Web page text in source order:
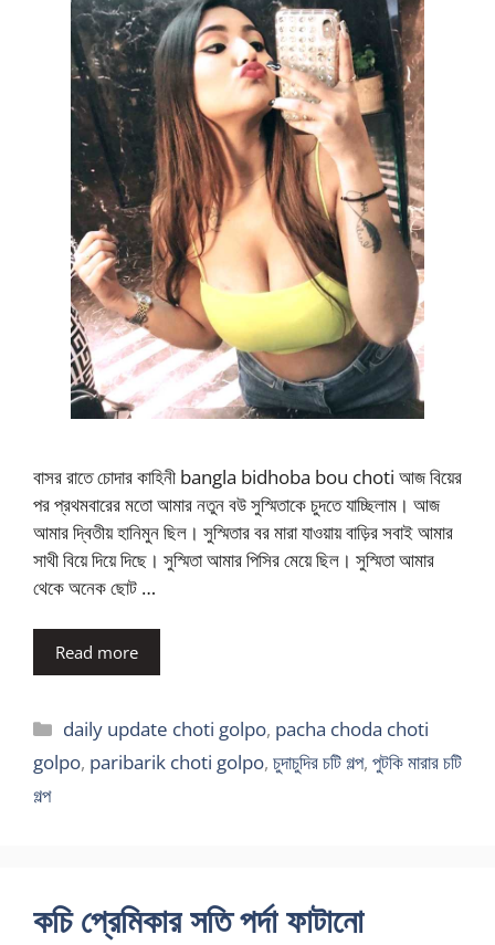
বাসর রাতে চোদার কাহিনী bangla bidhoba bou choti আজ বিয়ের
পর প্রথমবারের মতো আমার নতুন বউ সুস্মিতাকে চুদতে যাচ্ছিলাম। আজ
আমার দ্বিতীয় হানিমুন ছিল। সুস্মিতার বর মারা যাওয়ায় বাড়ির সবাই আমার
সাথী বিয়ে দিয়ে দিছে। সুস্মিতা আমার পিসির মেয়ে ছিল। সুস্মিতা আমার
থেকে অনেক ছোট …
Read more
Categories
daily update choti golpo, pacha choda choti
golpo, paribarik choti golpo, চুদাচুদির চটি গল্প, পুটকি মারার চটি
গল্প
কচি প্রেমিকার সতি পর্দা ফাটানো